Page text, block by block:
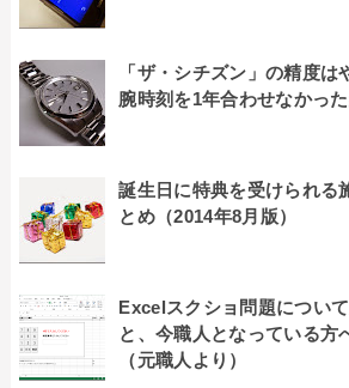
「ザ・シチズン」の精度は
腕時刻を1年合わせなかっ
誕生日に特典を受けられる
とめ（2014年8月版）
Excelスクショ問題につい
と、今職人となっている方
（元職人より）